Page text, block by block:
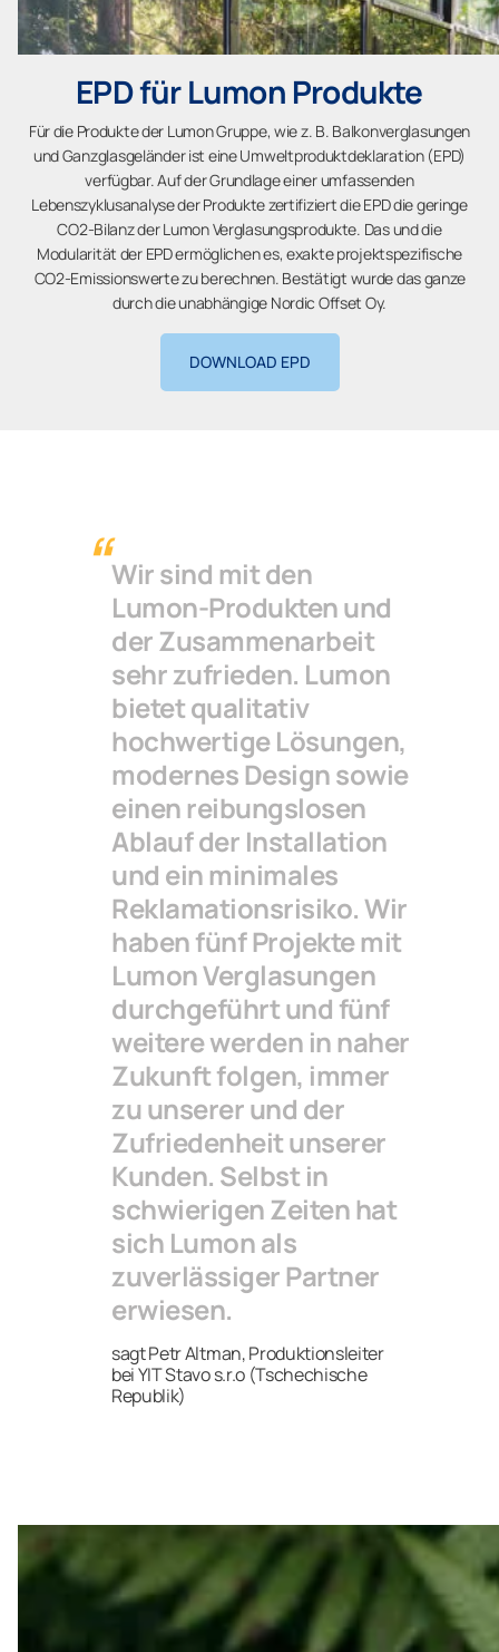
EPD für Lumon Produkte
Für die Produkte der Lumon Gruppe, wie z. B. Balkonverglasungen
und Ganzglasgeländer ist eine Umweltproduktdeklaration (EPD)
verfügbar. Auf der Grundlage einer umfassenden
Lebenszyklusanalyse der Produkte zertifiziert die EPD die geringe
CO2-Bilanz der Lumon Verglasungsprodukte. Das und die
Modularität der EPD ermöglichen es, exakte projektspezifische
CO2-Emissionswerte zu berechnen. Bestätigt wurde das ganze
durch die unabhängige Nordic Offset Oy.
DOWNLOAD EPD
Wir sind mit den
Lumon-Produkten und
der Zusammenarbeit
sehr zufrieden. Lumon
bietet qualitativ
hochwertige Lösungen,
modernes Design sowie
einen reibungslosen
Ablauf der Installation
und ein minimales
Reklamationsrisiko. Wir
haben fünf Projekte mit
Lumon Verglasungen
durchgeführt und fünf
weitere werden in naher
Zukunft folgen, immer
zu unserer und der
Zufriedenheit unserer
Kunden. Selbst in
schwierigen Zeiten hat
sich Lumon als
zuverlässiger Partner
erwiesen.
sagt Petr Altman, Produktionsleiter
bei YIT Stavo s.r.o (Tschechische
Republik)